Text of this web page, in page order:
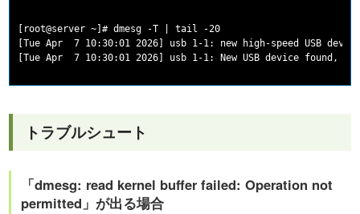
[root@server ~]# dmesg -T | tail -20
[Tue Apr  7 10:30:01 2026] usb 1-1: new high-speed USB
トラブルシュート
「dmesg: read kernel buffer failed: Operation not
permitted」が出る場合